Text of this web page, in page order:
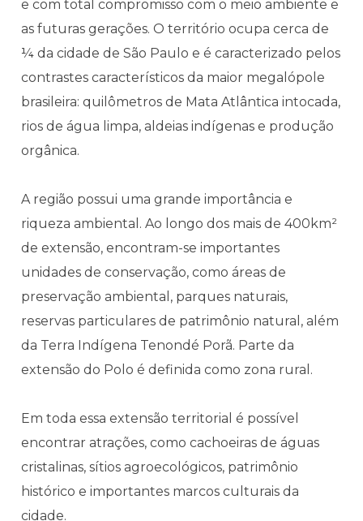
e com total compromisso com o meio ambiente e
as futuras gerações. O território ocupa cerca de
¼ da cidade de São Paulo e é caracterizado pelos
contrastes característicos da maior megalópole
brasileira: quilômetros de Mata Atlântica intocada,
rios de água limpa, aldeias indígenas e produção
orgânica.
A região possui uma grande importância e
riqueza ambiental. Ao longo dos mais de 400km²
de extensão, encontram-se importantes
unidades de conservação, como áreas de
preservação ambiental, parques naturais,
reservas particulares de patrimônio natural, além
da Terra Indígena Tenondé Porã. Parte da
extensão do Polo é definida como zona rural.
Em toda essa extensão territorial é possível
encontrar atrações, como cachoeiras de águas
cristalinas, sítios agroecológicos, patrimônio
histórico e importantes marcos culturais da
cidade.